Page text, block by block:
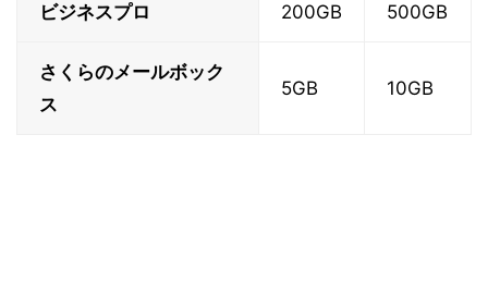
ビジネスプロ 200GB 500GB
さくらのメールボック
ス
5GB 10GB